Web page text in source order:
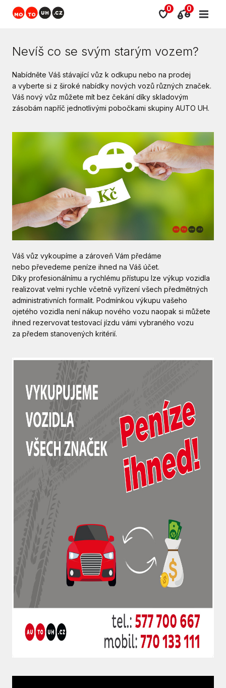
0 0
Nevíš co se svým starým vozem?
Nabídněte Váš stávající vůz k odkupu nebo na prodej
a vyberte si z široké nabídky nových vozů různých značek.
Váš nový vůz můžete mít bez čekání díky skladovým
zásobám napříč jednotlivými pobočkami skupiny AUTO UH.
Váš vůz vykoupíme a zároveň Vám předáme
nebo převedeme peníze ihned na Váš účet.
Díky profesionálnímu a rychlému přístupu lze výkup vozidla
realizovat velmi rychle včetně vyřízení všech předmětných
administrativních formalit. Podmínkou výkupu vašeho
ojetého vozidla není nákup nového vozu naopak si můžete
ihned rezervovat testovací jízdu vámi vybraného vozu
za předem stanovených kritérií.